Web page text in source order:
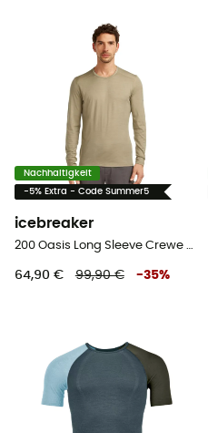
Nachhaltigkeit
-5% Extra - Code Summer5
icebreaker
200 Oasis Long Sleeve Crewe - Merinounterwäsche - Herren
64,90 € 99,90 € -35%